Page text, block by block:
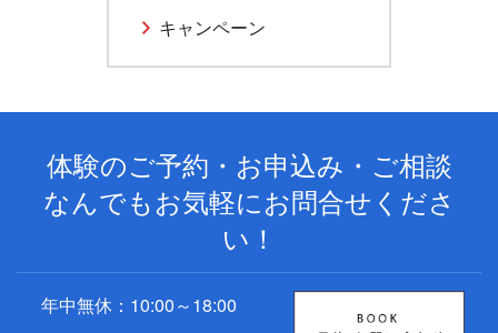
キャンペーン
体験のご予約・お申込み・ご相談
なんでもお気軽にお問合せくださ
い！
年中無休：10:00～18:00